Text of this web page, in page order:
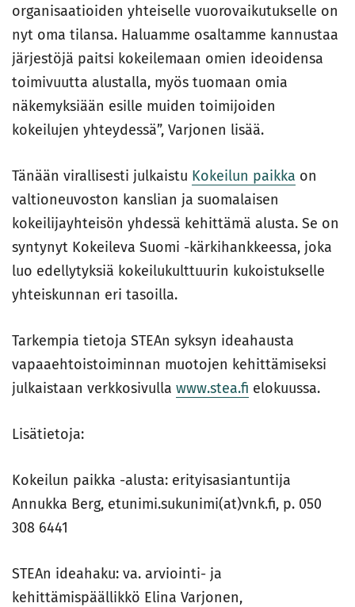
organisaatioiden yhteiselle vuorovaikutukselle on
nyt oma tilansa. Haluamme osaltamme kannustaa
järjestöjä paitsi kokeilemaan omien ideoidensa
toimivuutta alustalla, myös tuomaan omia
näkemyksiään esille muiden toimijoiden
kokeilujen yhteydessä”, Varjonen lisää.
Tänään virallisesti julkaistu Kokeilun paikka on
valtioneuvoston kanslian ja suomalaisen
kokeilijayhteisön yhdessä kehittämä alusta. Se on
syntynyt Kokeileva Suomi -kärkihankkeessa, joka
luo edellytyksiä kokeilukulttuurin kukoistukselle
yhteiskunnan eri tasoilla.
Tarkempia tietoja STEAn syksyn ideahausta
vapaaehtoistoiminnan muotojen kehittämiseksi
julkaistaan verkkosivulla www.stea.fi elokuussa.
Lisätietoja:
Kokeilun paikka -alusta: erityisasiantuntija
Annukka Berg, etunimi.sukunimi(at)vnk.fi, p. 050
308 6441
STEAn ideahaku: va. arviointi- ja
kehittämispäällikkö Elina Varjonen,